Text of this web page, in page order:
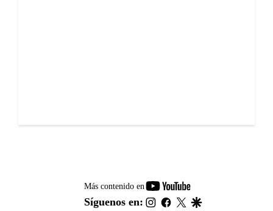
Más contenido en
youtube-
footer
Síguenos en: instagram
facebook
twitter